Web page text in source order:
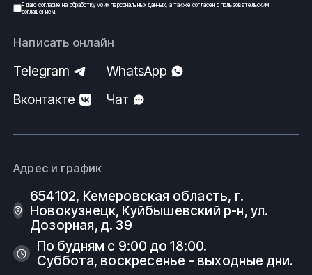
Я даю согласие на обработку моих персональных данных, а также согласен спользовательским
соглашением.
Написать онлайн
Telegram
WhatsApp
Вконтакте
Чат
Адрес и график
654102, Кемеровская область, г.
Новокузнецк, Куйбышевский р-н, ул.
Дозорная, д. 39
По будням с 9:00 до 18:00.
Суббота, воскресенье - выходные дни.